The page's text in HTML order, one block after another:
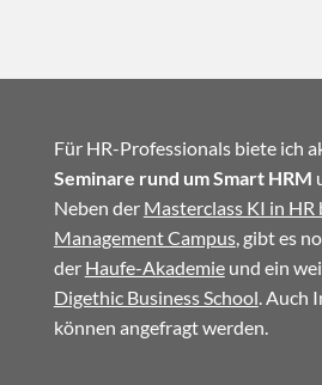
Für HR-Professionals biete ich
Seminare rund um Smart HRM
Neben der Masterclass KI in
Management Campus, gibt es
der Haufe-Akademieund ein
Digethic Business School . Auch
können angefragt werden.